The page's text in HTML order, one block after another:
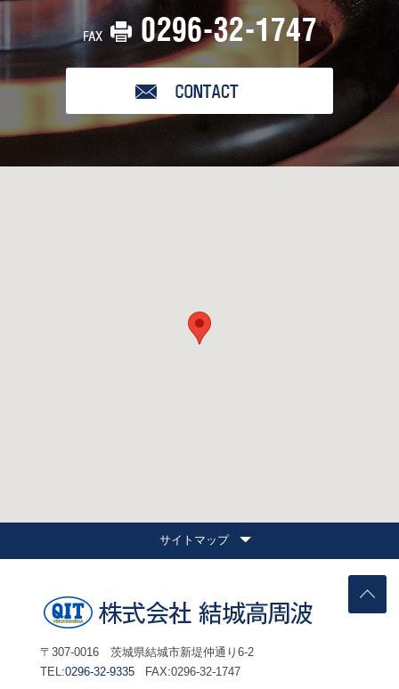
サイトマップ
〒307-0016 茨城県結城市新堤仲通り6-2
TEL:0296-32-9335 FAX:0296-32-1747